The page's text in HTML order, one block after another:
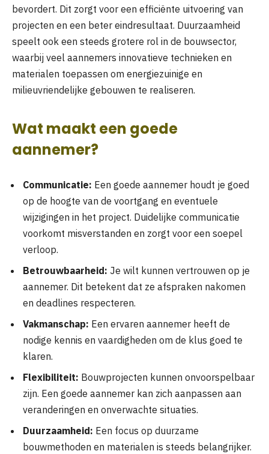
bevordert. Dit zorgt voor een efficiënte uitvoering van
projecten en een beter eindresultaat. Duurzaamheid
speelt ook een steeds grotere rol in de bouwsector,
waarbij veel aannemers innovatieve technieken en
materialen toepassen om energiezuinige en
milieuvriendelijke gebouwen te realiseren.
Wat maakt een goede
aannemer?
Communicatie: Een goede aannemer houdt je goed
op de hoogte van de voortgang en eventuele
wijzigingen in het project. Duidelijke communicatie
voorkomt misverstanden en zorgt voor een soepel
verloop.
Betrouwbaarheid: Je wilt kunnen vertrouwen op je
aannemer. Dit betekent dat ze afspraken nakomen
en deadlines respecteren.
Vakmanschap: Een ervaren aannemer heeft de
nodige kennis en vaardigheden om de klus goed te
klaren.
Flexibiliteit: Bouwprojecten kunnen onvoorspelbaar
zijn. Een goede aannemer kan zich aanpassen aan
veranderingen en onverwachte situaties.
Duurzaamheid: Een focus op duurzame
bouwmethoden en materialen is steeds belangrijker.